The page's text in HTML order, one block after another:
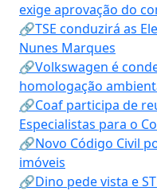
exige aprovação do
🔗TSE conduzirá as
Nunes Marques
🔗Volkswagen é
homologação
🔗Coaf participa de
Especialistas para o
🔗Novo Código Civil
imóveis
🔗Dino pede vista e